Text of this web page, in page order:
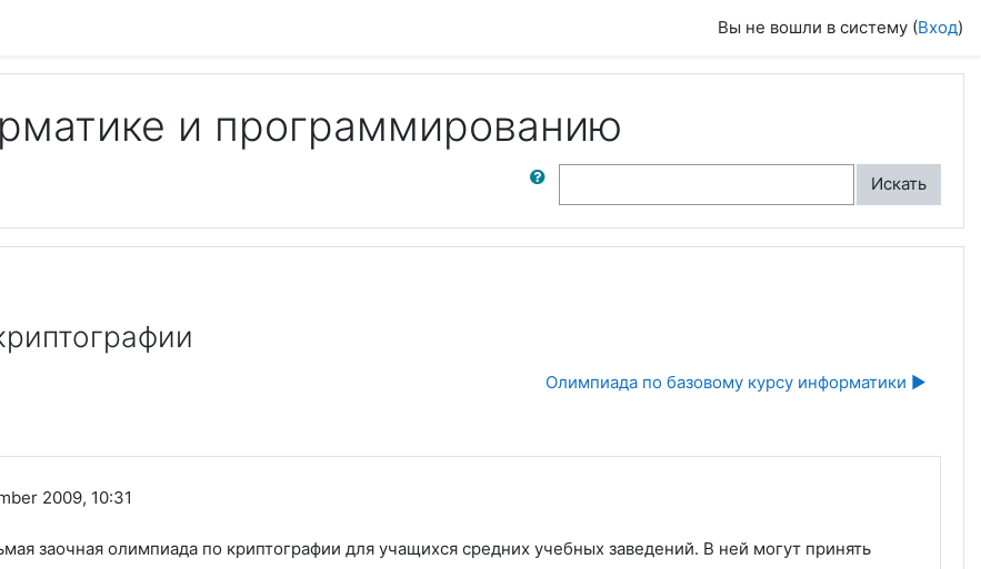
Вы не вошли в систему (Вход)
и программированию
Поиск по форумам
Искать
Олимпиада по базовому курсу информатики ▶︎
2009, 10:31
заочная олимпиада по криптографии для учащихся средних учебных заведений. В ней могут принять